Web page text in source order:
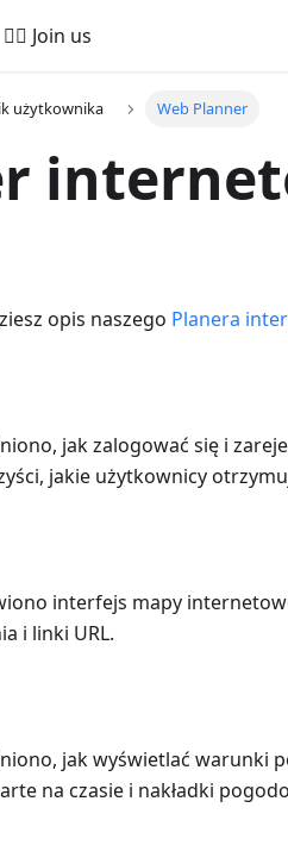
🚵‍♂️ Join us
użytkownika Web Planner
opis naszego Planera
jak zalogować się i
jakie użytkownicy
interfejs mapy
i linki URL.
jak wyświetlać warunki
na czasie i nakładki